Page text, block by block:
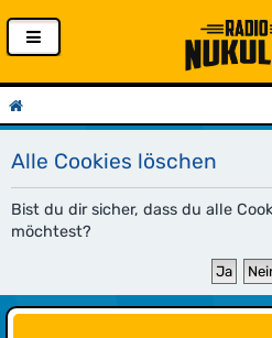
Alle Cookies löschen
Bist du dir sicher, dass du alle
möchtest?